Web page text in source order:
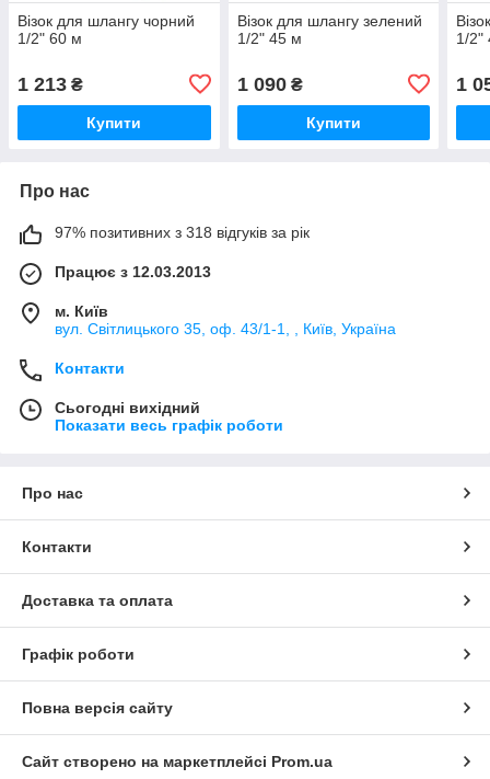
Візок для шлангу чорний
1/2" 60 м
1 213 ₴
Купити
Візок для шлангу зелений
1/2" 45 м
1 090₴
Купити
1/2"
1
Про нас
97% позитивних з 318 відгуків за рік
Працює з 12.03.2013
м. Київ
вул. Світлицького 35, оф. 43/1-1, , Київ, Україна
Контакти
Сьогодні вихідний
Показати весь графік роботи
Про нас
Контакти
Доставка та оплата
Графік роботи
Повна версія сайту
Сайт створено на маркетплейсі Prom.ua